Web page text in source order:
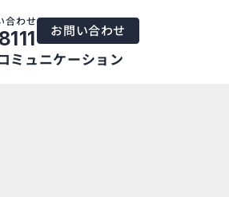
合わせ
お問い合わせ
ミュニケーション